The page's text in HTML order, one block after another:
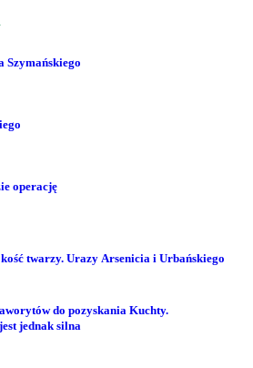
Szymańskiego
operację
kość twarzy. Urazy Arsenicia i Urbańskiego
do pozyskania Kuchty.
jednak silna